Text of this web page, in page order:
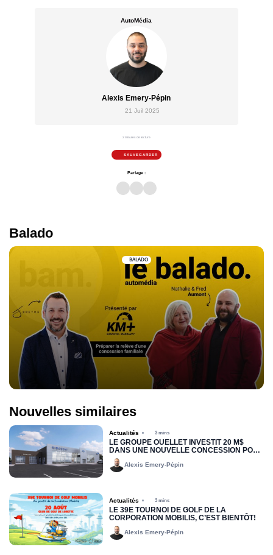
AutoMédia
Alexis Emery-Pépin
21 Juil 2025
2 minutes de lecture
SAUVEGARDER
Partage :
Balado
BALADO
Nouvelles similaires
Actualités 3 mins
LE GROUPE OUELLET INVESTIT 20 M$
DANS UNE NOUVELLE CONCESSION POUR
RIMOUSKI FORD
Alexis Emery-Pépin
Actualités 3 mins
LE 39E TOURNOI DE GOLF DE LA
CORPORATION MOBILIS, C’EST BIENTÔT!
Alexis Emery-Pépin